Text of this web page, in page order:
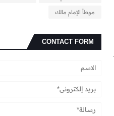
موطأ الإمام مالك
CONTACT FORM